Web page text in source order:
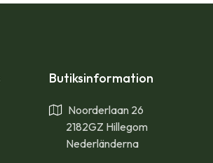
Butiksinformation
Noorderlaan 26
2182GZ Hillegom
Nederländerna